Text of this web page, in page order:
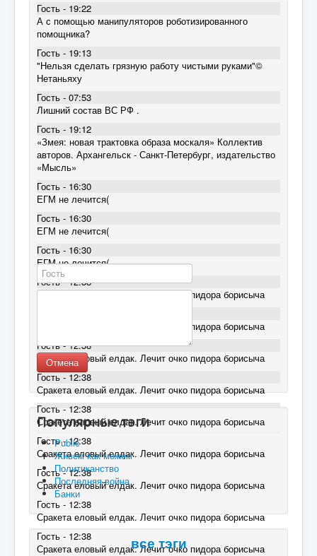
Гость - 19:22
А с помощью манипуляторов роботизированного
помощника?
Гость - 19:13
"Нельзя сделать грязную работу чистыми руками"©
Нетаньяху
Гость - 07:53
Лишний состав ВС РФ .
Гость - 19:12
«Змея: новая трактовка образа москаля» Коллектив
авторов. Архангельск - Санкт-Петербург, издательство
«Мысль»
Гость - 16:30
ЕГМ не лечится(
Гость - 16:30
ЕГМ не лечится(
Гость - 16:30
ЕГМ не лечится(
Гость - 12:38
Сракета еловый елдак. Лечит очко пидора борисыча
Сракета еловый елдак. Лечит очко пидора борисыча
Гость - 12:38
Сракета еловый елдак. Лечит очко пидора борисыча
Гость - 12:38
Сракета еловый елдак. Лечит очко пидора борисыча
Гость - 12:38
Сракета еловый елдак. Лечит очко пидора борисыча
Гость - 12:38
Сракета еловый елдак. Лечит очко пидора борисыча
Гость - 12:38
Сракета еловый елдак. Лечит очко пидора борисыча
Гость - 12:38
Сракета еловый елдак. Лечит очко пидора борисыча
Гость - 12:38
Сракета еловый елдак. Лечит очко пидора борисыча
Отмена
Популярные тэги
Public
Живем как можем
Политиканство
Последняя война
Банки
все тэги